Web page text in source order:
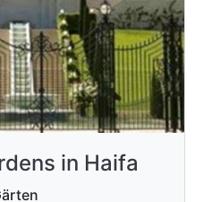
in Haifa